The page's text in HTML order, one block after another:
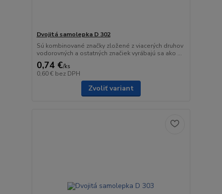
Dvojitá samolepka D 302
Sú kombinované značky zložené z viacerých druhov
vodorovných a ostatných značiek vyrábajú sa ako ...
0,74 €/ks
0,60 € bez DPH
Zvoliť variant